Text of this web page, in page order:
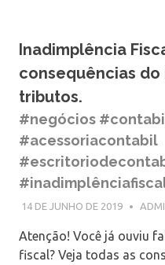
Inadimplência
consequências
tributos.
#negócios
#acessoriacontabil
14 DE JUNHO DE 2019
Atenção! Você já ouviu
fiscal? Veja todas as